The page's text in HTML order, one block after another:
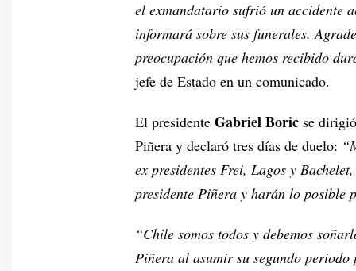
el exmandatario sufrió un accidente
informará sobre sus funerales.
preocupación que hemos recibido
jefe de Estado en un comunicado.
El presidente Gabriel Boric se
Piñera y declaró tres días de duelo:
ex presidentes Frei, Lagos y
presidente Piñera y harán lo posible
“Chile somos todos y debemos
Piñera al asumir su segundo